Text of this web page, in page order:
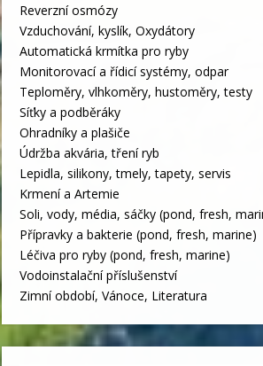
Reverzní osmózy
Vzduchování, kyslík, Oxydátory
Automatická krmítka pro ryby
Monitorovací a řídicí systémy, odpar
Teploměry, vlhkoměry, hustoměry, testy
Síťky a podběráky
Ohradníky a plašiče
Údržba akvária, tření ryb
Lepidla, silikony, tmely, tapety, servis
Krmení a Artemie
Soli, vody, média, sáčky (pond, fresh,
Přípravky a bakterie (pond, fresh, marine)
Léčiva pro ryby (pond, fresh, marine)
Vodoinstalační příslušenství
Zimní období, Vánoce, Literatura